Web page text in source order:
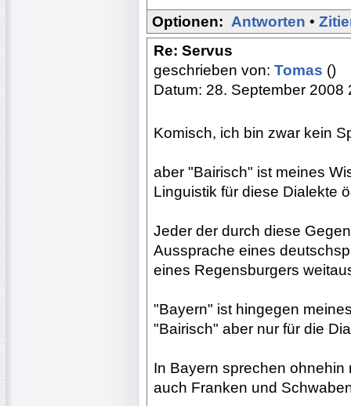
Optionen: Antworten •
Re: Servus
geschrieben von: Tomas ()
Datum: 28. September 2008
Komisch, ich bin zwar kein
aber "Bairisch" ist meines
Linguistik für diese Dialekte
Jeder der durch diese
Aussprache eines
eines Regensburgers
"Bayern" ist hingegen
"Bairisch" aber nur für die
In Bayern sprechen
auch Franken und